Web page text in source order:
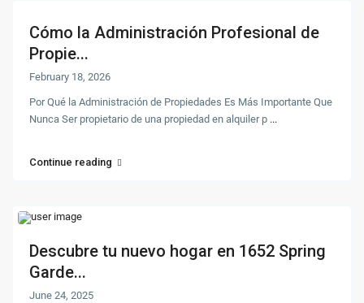
Cómo la Administración Profesional de
Propie...
February 18, 2026
Por Qué la Administración de Propiedades Es Más Importante Que
Nunca Ser propietario de una propiedad en alquiler p ...
Continue reading
Descubre tu nuevo hogar en 1652 Spring
Garde...
June 24, 2025